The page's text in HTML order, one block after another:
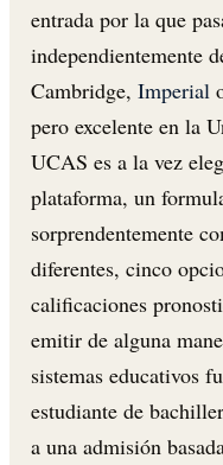
entrada por la que
independientemente
Cambridge, Imperial
pero excelente en la
UCAS es a la vez
plataforma, un
sorprendentemente
diferentes, cinco
calificaciones
emitir de alguna
sistemas educativos
estudiante de
a una admisión